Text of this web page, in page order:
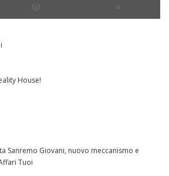
🎲 ⭐️
House!
Sanremo Giovani, nuovo meccanismo e
Tuoi